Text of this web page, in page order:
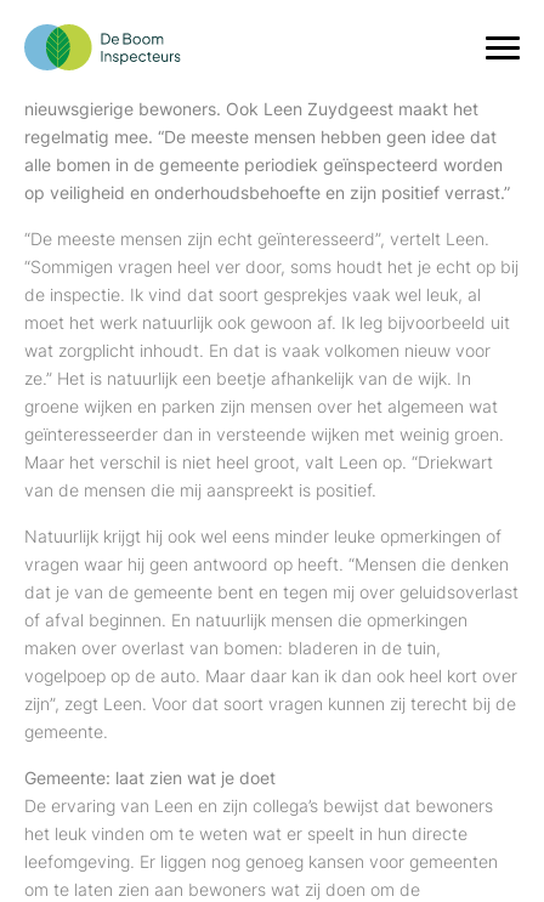
Inspectiewerk: in contact met bewoners
“Wat bent u precies aan het doen?” Onze boominspecteurs
nieuwsgierige bewoners. Ook Leen Zuydgeest maakt het
regelmatig mee. “De meeste mensen hebben geen idee dat
alle bomen in de gemeente periodiek geïnspecteerd worden
op veiligheid en onderhoudsbehoefte en zijn positief verrast.”
“De meeste mensen zijn echt geïnteresseerd”, vertelt Leen.
“Sommigen vragen heel ver door, soms houdt het je echt op bij
de inspectie. Ik vind dat soort gesprekjes vaak wel leuk, al
moet het werk natuurlijk ook gewoon af. Ik leg bijvoorbeeld uit
wat zorgplicht inhoudt. En dat is vaak volkomen nieuw voor
ze.” Het is natuurlijk een beetje afhankelijk van de wijk. In
groene wijken en parken zijn mensen over het algemeen wat
geïnteresseerder dan in versteende wijken met weinig groen.
Maar het verschil is niet heel groot, valt Leen op. “Driekwart
van de mensen die mij aanspreekt is positief.
Natuurlijk krijgt hij ook wel eens minder leuke opmerkingen of
vragen waar hij geen antwoord op heeft. “Mensen die denken
dat je van de gemeente bent en tegen mij over geluidsoverlast
of afval beginnen. En natuurlijk mensen die opmerkingen
maken over overlast van bomen: bladeren in de tuin,
vogelpoep op de auto. Maar daar kan ik dan ook heel kort over
zijn”, zegt Leen. Voor dat soort vragen kunnen zij terecht bij de
gemeente.
Gemeente: laat zien wat je doet
De ervaring van Leen en zijn collega’s bewijst dat bewoners
het leuk vinden om te weten wat er speelt in hun directe
leefomgeving. Er liggen nog genoeg kansen voor gemeenten
om te laten zien aan bewoners wat zij doen om de